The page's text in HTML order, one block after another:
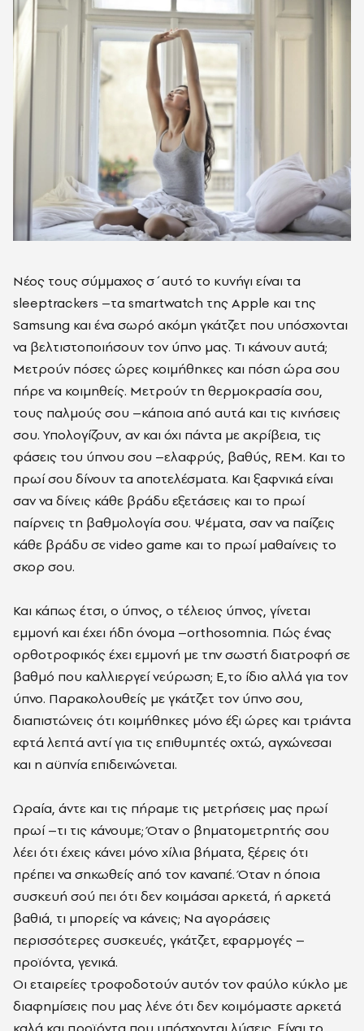
Νέος τους σύμμαχος σ΄αυτό το κυνήγι είναι τα
sleeptrackers –τα smartwatch της Apple και της
Samsung και ένα σωρό ακόμη γκάτζετ που υπόσχονται
να βελτιστοποιήσουν τον ύπνο μας. Τι κάνουν αυτά;
Μετρούν πόσες ώρες κοιμήθηκες και πόση ώρα σου
πήρε να κοιμηθείς. Μετρούν τη θερμοκρασία σου,
τους παλμούς σου –κάποια από αυτά και τις κινήσεις
σου. Υπολογίζουν, αν και όχι πάντα με ακρίβεια, τις
φάσεις του ύπνου σου –ελαφρύς, βαθύς, REM. Και το
πρωί σου δίνουν τα αποτελέσματα. Και ξαφνικά είναι
σαν να δίνεις κάθε βράδυ εξετάσεις και το πρωί
παίρνεις τη βαθμολογία σου. Ψέματα, σαν να παίζεις
κάθε βράδυ σε video game και το πρωί μαθαίνεις το
σκορ σου.
Και κάπως έτσι, ο ύπνος, ο τέλειος ύπνος, γίνεται
εμμονή και έχει ήδη όνομα –orthosomnia. Πώς ένας
ορθοτροφικός έχει εμμονή με την σωστή διατροφή σε
βαθμό που καλλιεργεί νεύρωση; Ε,το ίδιο αλλά για τον
ύπνο. Παρακολουθείς με γκάτζετ τον ύπνο σου,
διαπιστώνεις ότι κοιμήθηκες μόνο έξι ώρες και τριάντα
εφτά λεπτά αντί για τις επιθυμητές οχτώ, αγχώνεσαι
και η αϋπνία επιδεινώνεται.
Ωραία, άντε και τις πήραμε τις μετρήσεις μας πρωί
πρωί –τι τις κάνουμε; Όταν ο βηματομετρητής σου
λέει ότι έχεις κάνει μόνο χίλια βήματα, ξέρεις ότι
πρέπει να σηκωθείς από τον καναπέ. Όταν η όποια
συσκευή σού πει ότι δεν κοιμάσαι αρκετά, ή αρκετά
βαθιά, τι μπορείς να κάνεις; Να αγοράσεις
περισσότερες συσκευές, γκάτζετ, εφαρμογές –
προϊόντα, γενικά.
Οι εταιρείες τροφοδοτούν αυτόν τον φαύλο κύκλο με
διαφημίσεις που μας λένε ότι δεν κοιμόμαστε αρκετά